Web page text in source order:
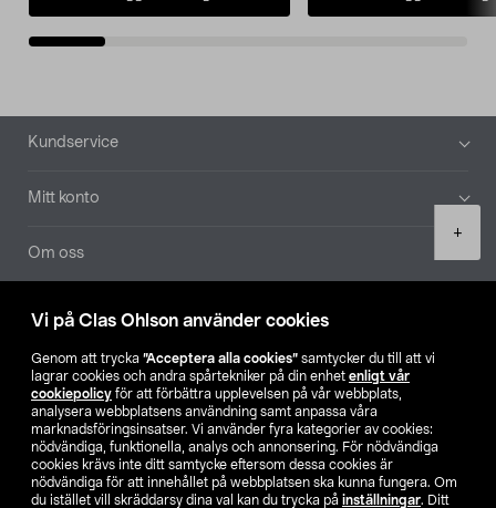
Vi på Clas Ohlson använder cookies
Genom att trycka ”Acceptera alla cookies” samtycker du till att vi
lagrar cookies och andra spårtekniker på din enhet enligt vår
cookiepolicy för att förbättra upplevelsen på vår webbplats,
analysera webbplatsens användning samt anpassa våra
marknadsföringsinsatser. Vi använder fyra kategorier av cookies:
nödvändiga, funktionella, analys och annonsering. För nödvändiga
cookies krävs inte ditt samtycke eftersom dessa cookies är
nödvändiga för att innehållet på webbplatsen ska kunna fungera. Om
du istället vill skräddarsy dina val kan du trycka på inställningar. Ditt
+
Sidfot
Kundservice
Mitt konto
Om oss
Aktuellt
Våra bolag
Hitta butik
SE NO FI